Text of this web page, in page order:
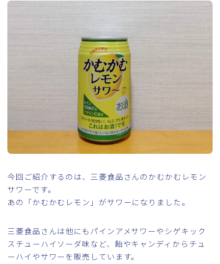
今回ご紹介するのは、三菱食品さんのかむかむレモン
サワーです。
あの「かむかむレモン」がサワーになりました。
三菱食品さんは他にもパインアメサワーやシゲキック
スチューハイソーダ味など、飴やキャンディからチュ
ーハイやサワーを販売しています。